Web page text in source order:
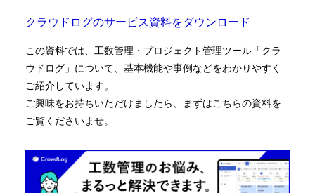
クラウドログのサービス資料をダウンロード
この資料では、工数管理・プロジェクト管理ツール「クラ
ウドログ」について、基本機能や事例などをわかりやすく
ご紹介しています。
ご興味をお持ちいただけましたら、まずはこちらの資料を
ご覧くださいませ。